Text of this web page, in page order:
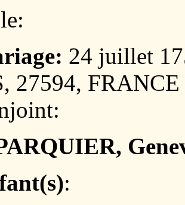
24 juillet
27594, FRANCE
: